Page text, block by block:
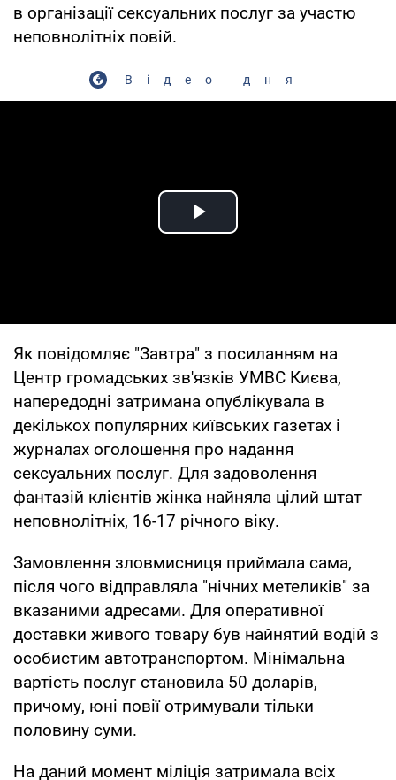
в організації сексуальних послуг за участю
неповнолітніх повій.
Відео дня
Play Video
Як повідомляє "Завтра" з посиланням на
Центр громадських зв'язків УМВС Києва,
напередодні затримана опублікувала в
декількох популярних київських газетах і
журналах оголошення про надання
сексуальних послуг. Для задоволення
фантазій клієнтів жінка найняла цілий штат
неповнолітніх, 16-17 річного віку.
Замовлення зловмисниця приймала сама,
після чого відправляла "нічних метеликів" за
вказаними адресами. Для оперативної
доставки живого товару був найнятий водій з
особистим автотранспортом. Мінімальна
вартість послуг становила 50 доларів,
причому, юні повії отримували тільки
половину суми.
На даний момент міліція затримала всіх